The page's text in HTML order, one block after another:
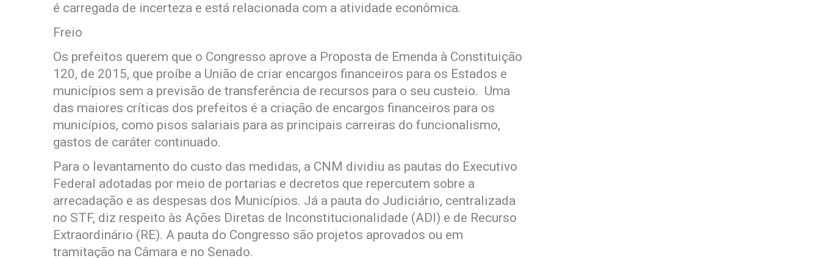
é carregada de incerteza e está relacionada com a atividade econômica.
Freio
Os prefeitos querem que o Congresso aprove a Proposta de Emenda à Constituição
120, de 2015, que proíbe a União de criar encargos financeiros para os Estados e
municípios sem a previsão de transferência de recursos para o seu custeio. Uma
das maiores críticas dos prefeitos é a criação de encargos financeiros para os
municípios, como pisos salariais para as principais carreiras do funcionalismo,
gastos de caráter continuado.
Para o levantamento do custo das medidas, a CNM dividiu as pautas do Executivo
Federal adotadas por meio de portarias e decretos que repercutem sobre a
arrecadação e as despesas dos Municípios. Já a pauta do Judiciário, centralizada
no STF, diz respeito às Ações Diretas de Inconstitucionalidade (ADI) e de Recurso
Extraordinário (RE). A pauta do Congresso são projetos aprovados ou em
tramitação na Câmara e no Senado.